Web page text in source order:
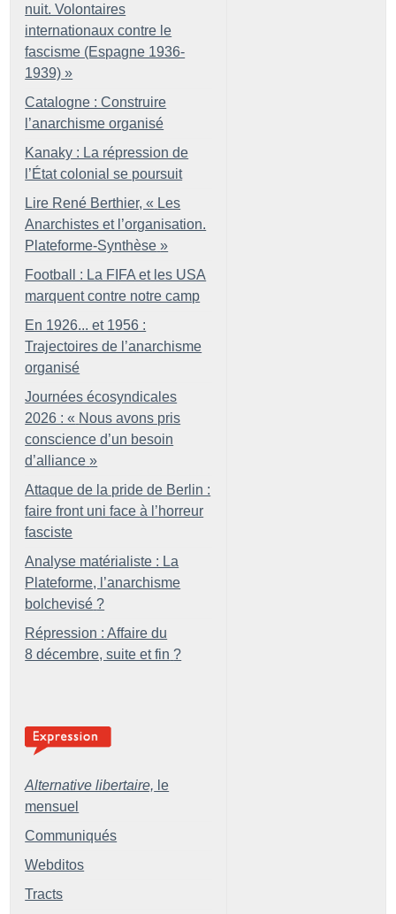
nuit. Volontaires
internationaux contre le
fascisme (Espagne 1936-
1939) »
Catalogne : Construire
l’anarchisme organisé
Kanaky : La répression de
l’État colonial se poursuit
Lire René Berthier, « Les
Anarchistes et l’organisation.
Plateforme-Synthèse »
Football : La FIFA et les USA
marquent contre notre camp
En 1926... et 1956 :
Trajectoires de l’anarchisme
organisé
Journées écosyndicales
2026 : « Nous avons pris
conscience d’un besoin
d’alliance »
Attaque de la pride de Berlin :
faire front uni face à l’horreur
fasciste
Analyse matérialiste : La
Plateforme, l’anarchisme
bolchevisé ?
Répression : Affaire du
8 décembre, suite et fin ?
Alternative libertaire, le
mensuel
Communiqués
Webditos
Tracts